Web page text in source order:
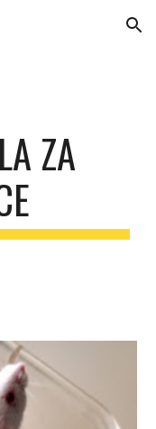
Skip to navigation
ZA